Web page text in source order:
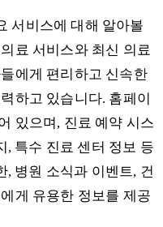
서비스에 대해 알아볼
료 서비스와 최신 의료
에게 편리하고 신속한
하고 있습니다. 홈페이
있으며, 진료 예약 시스
, 특수 진료 센터 정보 등
, 병원 소식과 이벤트, 건
게 유용한 정보를 제공